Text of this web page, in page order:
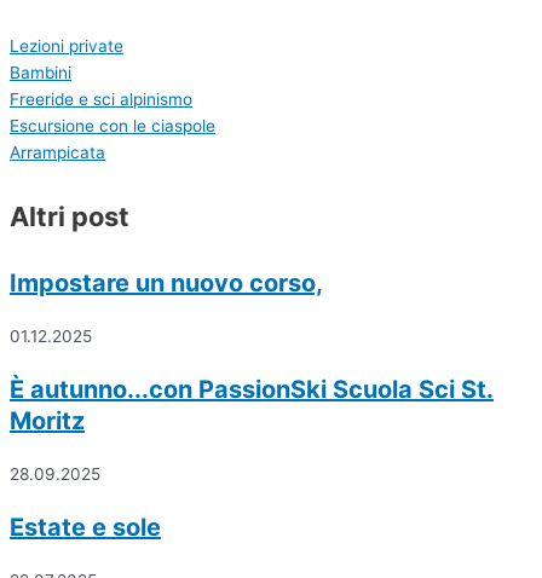
Lezioni private
Bambini
Freeride e sci alpinismo
Escursione con le ciaspole
Arrampicata
Altri post
Impostare un nuovo corso,
01.12.2025
È autunno...con PassionSki Scuola Sci St.
Moritz
28.09.2025
Estate e sole